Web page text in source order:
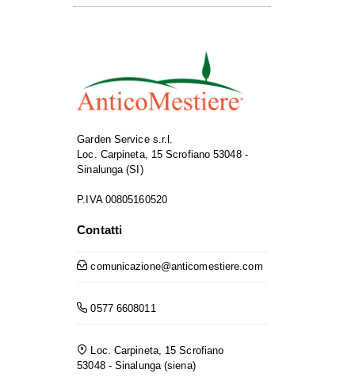
Garden Service s.r.l.
Loc. Carpineta, 15 Scrofiano 53048 -
Sinalunga (SI)
P.IVA 00805160520
Contatti
comunicazione@anticomestiere.com
0577 6608011
Loc. Carpineta, 15 Scrofiano
53048 - Sinalunga (siena)